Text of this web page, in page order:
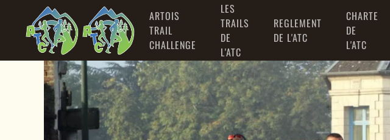
Accéder au contenu principal
ARTOIS
TRAIL
CHALLENGE
LES
TRAILS
DE
L'ATC
REGLEMENT
DE L'ATC
CHARTE
DE
L'ATC